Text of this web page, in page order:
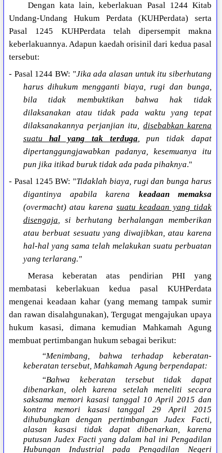
Dengan kata lain, keberlakuan Pasal 1244 Kitab
Undang-Undang Hukum Perdata (KUHPerdata) serta
Pasal 1245 KUHPerdata telah dipersempit makna
keberlakuannya. Adapun kaedah orisinil dari kedua pasal
tersebut:
- Pasal 1244 BW: "Jika ada alasan untuk itu siberhutang
harus dihukum mengganti biaya, rugi dan bunga,
bila tidak membuktikan bahwa hak tidak
dilaksanakan atau tidak pada waktu yang tepat
dilaksanakannya perjanjian itu, disebabkan karena
suatuhal yang tak terduga, pun tidak dapat
dipertanggungjawabkan padanya, kesemuanya itu
pun jika itikad buruk tidak ada pada pihaknya."
- Pasal 1245 BW: "Tidaklah biaya, rugi dan bunga harus
digantinya apabila karena keadaan memaksa
(overmacht) atau karenasuatu keadaan yang tidak
disengaja, si berhutang berhalangan memberikan
atau berbuat sesuatu yang diwajibkan, atau karena
hal-hal yang sama telah melakukan suatu perbuatan
yang terlarang."
Merasa keberatan atas pendirian PHI yang
membatasi keberlakuan kedua pasal KUHPerdata
mengenai keadaan kahar (yang memang tampak sumir
dan rawan disalahgunakan), Tergugat mengajukan upaya
hukum kasasi, dimana kemudian Mahkamah Agung
membuat pertimbangan hukum sebagai berikut:
“Menimbang, bahwa terhadap keberatan-
keberatan tersebut, Mahkamah Agung berpendapat:
“Bahwa keberatan tersebut tidak dapat
dibenarkan, oleh karena setelah meneliti secara
saksama memori kasasi tanggal 10 April 2015 dan
kontra memori kasasi tanggal 29 April 2015
dihubungkan dengan pertimbangan Judex Facti,
alasan kasasi tidak dapat dibenarkan, karena
putusan Judex Facti yang dalam hal ini Pengadilan
Hubungan Industrial pada Pengadilan Negeri